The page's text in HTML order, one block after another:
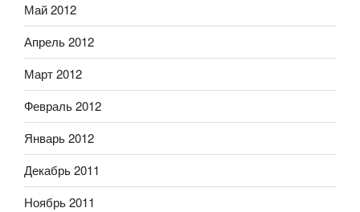
Май 2012
Апрель 2012
Март 2012
Февраль 2012
Январь 2012
Декабрь 2011
Ноябрь 2011